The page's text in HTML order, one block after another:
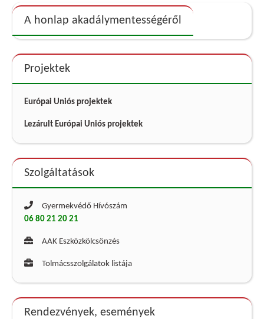
A honlap akadálymentességéről
Projektek
Európai Uniós projektek
Lezárult Európai Uniós projektek
Szolgáltatások
Gyermekvédő Hívószám
06 80 21 20 21
AAK Eszközkölcsönzés
Tolmácsszolgálatok listája
Rendezvények, események